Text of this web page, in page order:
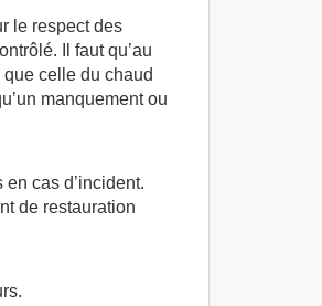
le respect des
Il faut qu’au
celle du chaud
manquement ou
cas d’incident.
de restauration